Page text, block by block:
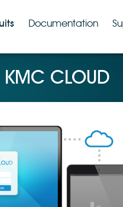
Documentation
KMC CLOUD